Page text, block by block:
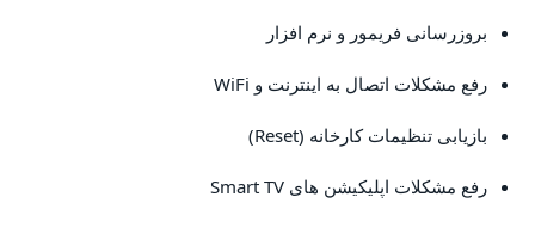
بروزرسانی فریمور و نرم افزار
رفع مشکلات اتصال به اینترنت و WiFi
بازیابی تنظیمات کارخانه (Reset)
رفع مشکلات اپلیکیشن های Smart TV